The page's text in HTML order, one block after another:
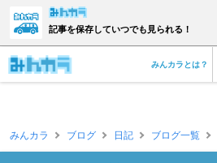
記事を保存していつでも見られる！
みんカラとは？
みんカラ ブログ 日記 ブログ一覧